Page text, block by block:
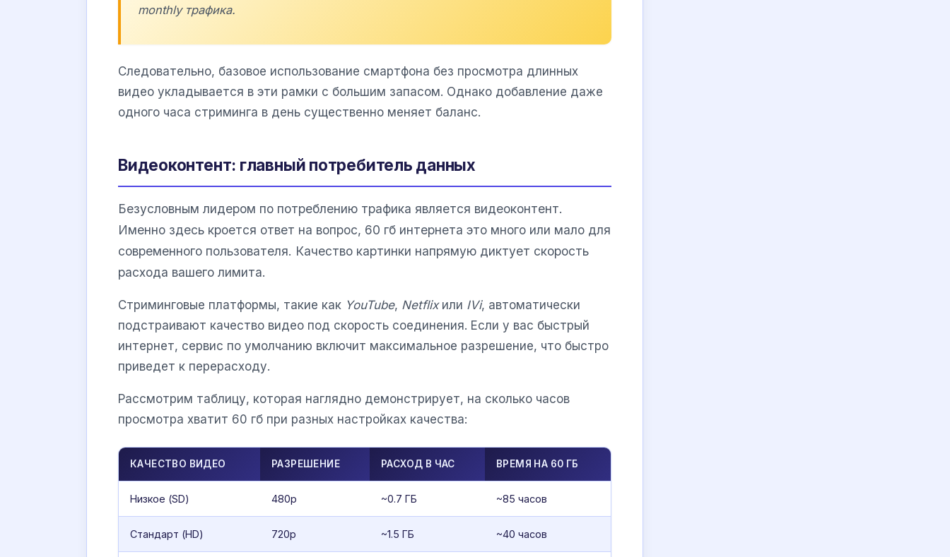
monthly трафика.
Следовательно, базовое использование смартфона без просмотра длинных
видео укладывается в эти рамки с большим запасом. Однако добавление даже
одного часа стриминга в день существенно меняет баланс.
Видеоконтент: главный потребитель данных
Безусловным лидером по потреблению трафика является видеоконтент.
Именно здесь кроется ответ на вопрос, 60 гб интернета это много или мало для
современного пользователя. Качество картинки напрямую диктует скорость
расхода вашего лимита.
Стриминговые платформы, такие как YouTube, Netflixили IVi, автоматически
подстраивают качество видео под скорость соединения. Если у вас быстрый
интернет, сервис по умолчанию включит максимальное разрешение, что быстро
приведет к перерасходу.
Рассмотрим таблицу, которая наглядно демонстрирует, на сколько часов
просмотра хватит 60 гб при разных настройках качества:
КАЧЕСТВО ВИДЕО РАЗРЕШЕНИЕ РАСХОД В ЧАС ВРЕМЯ НА 60 ГБ
Низкое (SD) 480p ~0.7 ГБ ~85 часов
Стандарт (HD) 720p ~1.5 ГБ ~40 часов